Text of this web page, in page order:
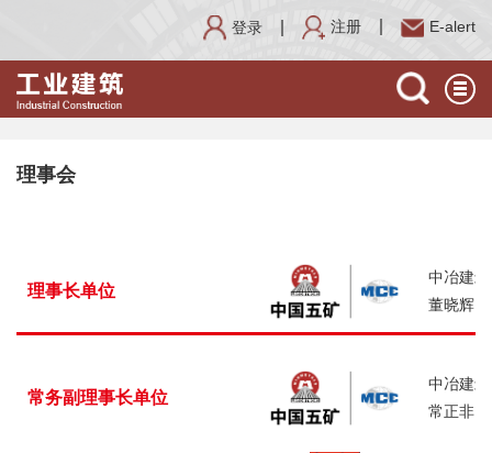
登录 注册 E-alert
理事会
理事长单位
中冶建
董晓辉
常务副理事长单位
中冶建
常正非